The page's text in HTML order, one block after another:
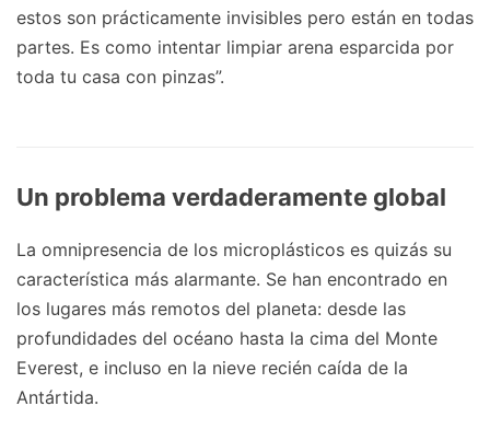
estos son prácticamente invisibles pero están en todas
partes. Es como intentar limpiar arena esparcida por
toda tu casa con pinzas”.
Un problema verdaderamente global
La omnipresencia de los microplásticos es quizás su
característica más alarmante. Se han encontrado en
los lugares más remotos del planeta: desde las
profundidades del océano hasta la cima del Monte
Everest, e incluso en la nieve recién caída de la
Antártida.